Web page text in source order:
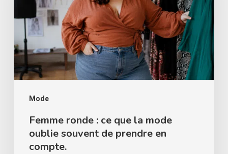
Mode
que
mode
oublie
souvent
prendre
compte.
Femme ronde : ce que la mode
oublie souvent de prendre en
compte.